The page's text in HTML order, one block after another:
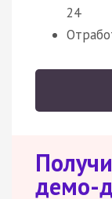
24
демо-